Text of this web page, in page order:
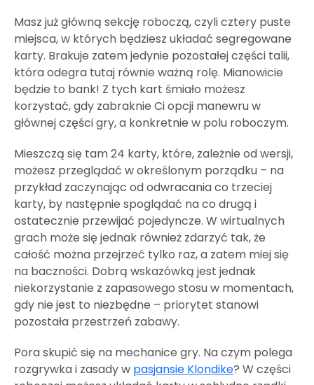
Masz już główną sekcję roboczą, czyli cztery puste
miejsca, w których będziesz układać segregowane
karty. Brakuje zatem jedynie pozostałej części talii,
która odegra tutaj równie ważną rolę. Mianowicie
będzie to bank! Z tych kart śmiało możesz
korzystać, gdy zabraknie Ci opcji manewru w
głównej części gry, a konkretnie w polu roboczym.
Mieszczą się tam 24 karty, które, zależnie od wersji,
możesz przeglądać w określonym porządku – na
przykład zaczynając od odwracania co trzeciej
karty, by następnie spoglądać na co drugą i
ostatecznie przewijać pojedyncze. W wirtualnych
grach może się jednak również zdarzyć tak, że
całość można przejrzeć tylko raz, a zatem miej się
na baczności. Dobrą wskazówką jest jednak
niekorzystanie z zapasowego stosu w momentach,
gdy nie jest to niezbędne – priorytet stanowi
pozostała przestrzeń zabawy.
Pora skupić się na mechanice gry. Na czym polega
rozgrywka i zasady w pasjansie Klondike? W części